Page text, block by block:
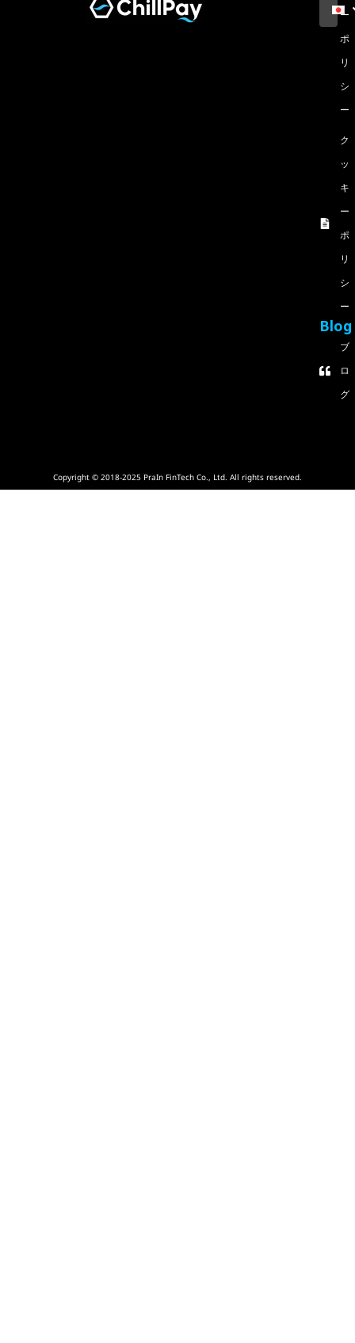
ー
ポ
リ
シ
ー
ク
ッ
キ
ー
ポ
リ
シ
ー
Blog
ブ
ロ
グ
Copyright © 2018-2025 PraIn FinTech Co., Ltd. All rights reserved.